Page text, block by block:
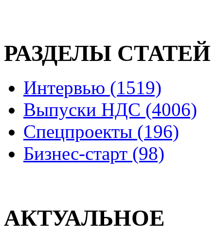
РАЗДЕЛЫ СТАТЕЙ
Интервью (1519)
Выпуски НДС (4006)
Спецпроекты (196)
Бизнес-старт (98)
АКТУАЛЬНОЕ